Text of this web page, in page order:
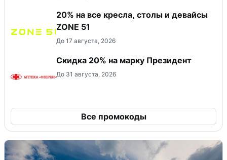
20% на все кресла, столы и девайсы
ZONE 51
До 17 августа, 2026
Скидка 20% на марку Президент
До 31 августа, 2026
Все промокоды